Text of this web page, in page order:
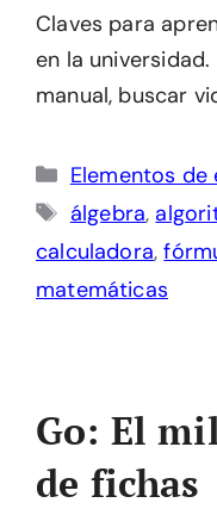
Claves para
en la
manual, buscar
Categorías
Elementos de
Etiquetas
álgebra,
calculadora,
matemáticas
Go: El
de fichas